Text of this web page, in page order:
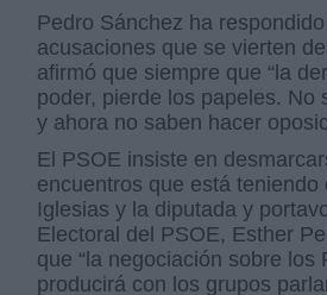
Pedro Sánchez ha
acusaciones que se vierten
afirmó que siempre que “la
poder, pierde los papeles. No
y ahora no saben hacer
El PSOE insiste en
encuentros que está teniendo
Iglesias y la diputada y
Electoral del PSOE, Esther
que “la negociación sobre los
producirá con los grupos